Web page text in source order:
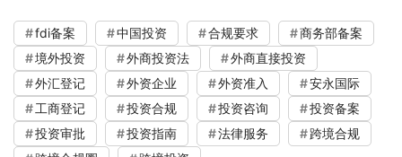
fdi备案 中国投资 合规要求
商务部备案
境外投资
外商投资法
外商直接投资
外汇登记
外资企业 外资准入
安永国际
工商登记
投资合规 投资咨询
投资备案
投资审批
投资指南 法律服务
跨境合规